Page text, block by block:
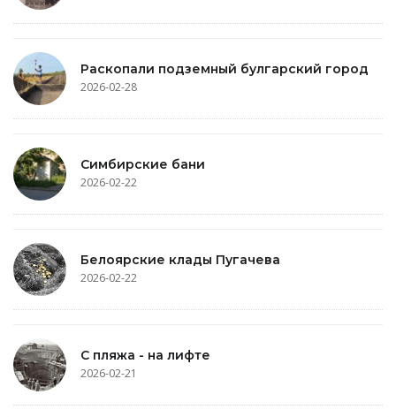
Раскопали подземный булгарский город
2026-02-28
Симбирские бани
2026-02-22
Белоярские клады Пугачева
2026-02-22
С пляжа - на лифте
2026-02-21